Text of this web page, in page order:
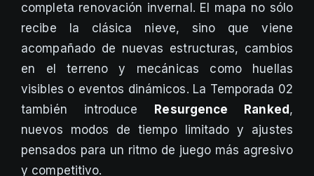
completa renovación invernal. El mapa no sólo
recibe la clásica nieve, sino que viene
acompañado de nuevas estructuras, cambios
en el terreno y mecánicas como huellas
visibles o eventos dinámicos. La Temporada 02
también introduce
Resurgence Ranked ,
nuevos modos de tiempo limitado y ajustes
pensados para un ritmo de juego más agresivo
y competitivo.